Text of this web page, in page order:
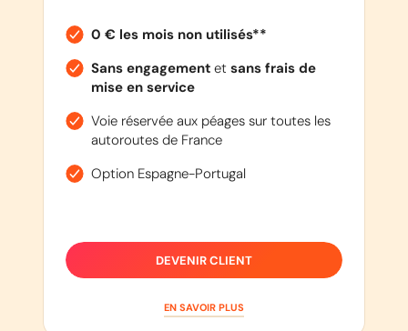
0 € les mois non utilisés**
Sans engagementet sans frais de
mise en service
Voie réservée aux péages sur toutes les
autoroutes de France
Option Espagne-Portugal
DEVENIR CLIENT
EN SAVOIR PLUS